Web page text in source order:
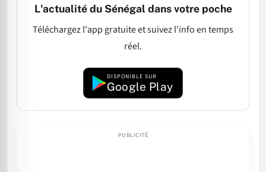
L'actualité du Sénégal dans votre poche
Téléchargez l'app gratuite et suivez l'info en temps
réel.
DISPONIBLE SUR
Google Play